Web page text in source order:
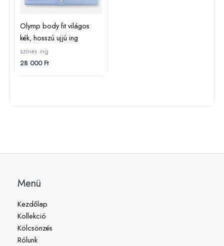
Olymp body fit világos
kék, hosszú ujjú ing
színes ing
28 000Ft
Menü
Kezdőlap
Kollekció
Kölcsönzés
Rólunk